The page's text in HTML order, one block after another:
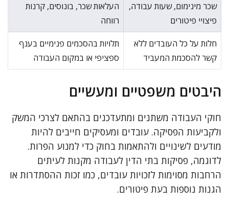
שכר מינימום, שעות עבודה,
פיצויי פיטורים
העלאות שכר, בונוסים, קרנות
רווחה
חלות על כל העובדים ללא
קשר להסכמת המעביד
תלויות בהסכמים פנימיים בענף
ספציפי או במקום העבודה
היבטים משפטיים ומעשיים
חוקי העבודה משתנים ומתעדכנים בהתאם לצרכי המשק
ולקביעות הפסיקה. עובדים ומעסיקים חייבים להיות
מודעים לשינויים ולהתאמות בחוק כדי למנוע הפרות.
לדוגמה, פסיקות בתי הדין לעבודה מקנות לעיתים
הרחבות מסוימות לזכויות עובדים, כמו זכות ההסתדרות או
הגנות נוספות בעת פיטורים.